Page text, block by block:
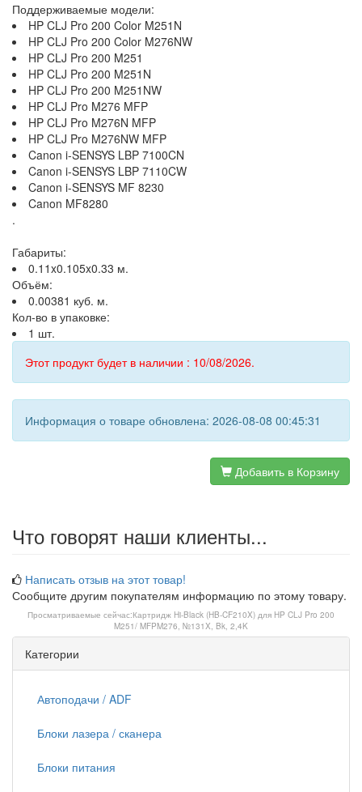
Поддерживаемые модели:
HP CLJ Pro 200 Color M251N
HP CLJ Pro 200 Color M276NW
HP CLJ Pro 200 M251
HP CLJ Pro 200 M251N
HP CLJ Pro 200 M251NW
HP CLJ Pro M276 MFP
HP CLJ Pro M276N MFP
HP CLJ Pro M276NW MFP
Canon i-SENSYS LBP 7100CN
Canon i-SENSYS LBP 7110CW
Canon i-SENSYS MF 8230
Canon MF8280
.
Габариты:
0.11x0.105x0.33 м.
Объём:
0.00381 куб. м.
Кол-во в упаковке:
1 шт.
Этот продукт будет в наличии : 10/08/2026.
Информация о товаре обновлена: 2026-08-08 00:45:31
Добавить в Корзину
Что говорят наши клиенты...
Написать отзыв на этот товар!
Сообщите другим покупателям информацию по этому товару.
Просматриваемые сейчас:Картридж Hi-Black (HB-CF210X) для HP CLJ Pro 200
M251/ MFPM276, №131X, Bk, 2,4K
Категории
Автоподачи / ADF
Блоки лазера / сканера
Блоки питания